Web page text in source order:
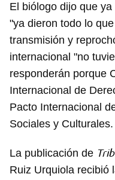
El biólogo dijo que
"ya dieron todo lo
transmisión y
internacional "no
responderán porque
Internacional de
Pacto Internacional
Sociales y Culturales.
La publicación de
Ruiz Urquiola recibió